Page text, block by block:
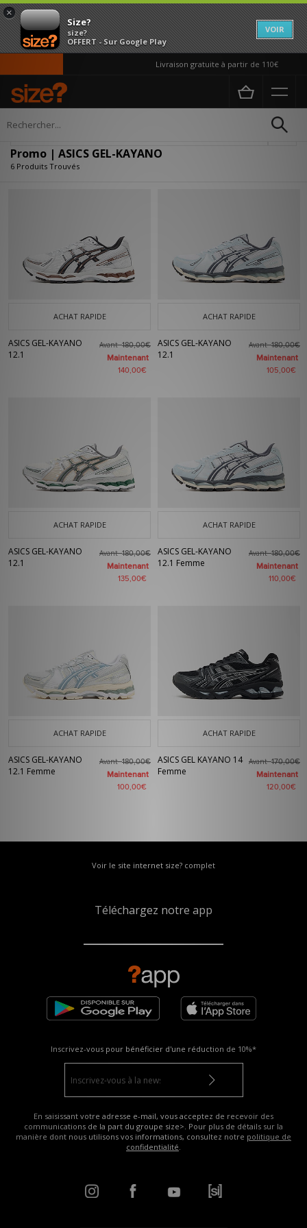
×
Size?
size?
OFFERT - Sur Google Play
VOIR
Livraison gratuite à partir de 110€
Accueil Promo | ASICS GEL-KAYANO
Promo | ASICS GEL-KAYANO
6 Produits Trouvés
ACHAT RAPIDE
ASICS GEL-KAYANO
12.1
Avant180,00€
Maintenant
140,00€
ACHAT RAPIDE
ASICS GEL-KAYANO
12.1
Avant180,00€
Maintenant
105,00€
ACHAT RAPIDE
ASICS GEL-KAYANO
12.1
Avant180,00€
Maintenant
135,00€
ACHAT RAPIDE
ASICS GEL-KAYANO
12.1 Femme
Avant180,00€
Maintenant
110,00€
ACHAT RAPIDE
ASICS GEL-KAYANO
12.1 Femme
Avant180,00€
Maintenant
100,00€
ACHAT RAPIDE
ASICS GEL KAYANO 14
Femme
Avant170,00€
Maintenant
120,00€
Voir le site internet size? complet
Téléchargez notre app
Inscrivez-vous pour bénéficier d'une réduction de 10%*
En saisissant votre adresse e-mail, vous acceptez de recevoir des
communications de la part du groupe size>. Pour plus de détails sur la
manière dont nous utilisons vos informations, consultez notre politique de
confidentialité.